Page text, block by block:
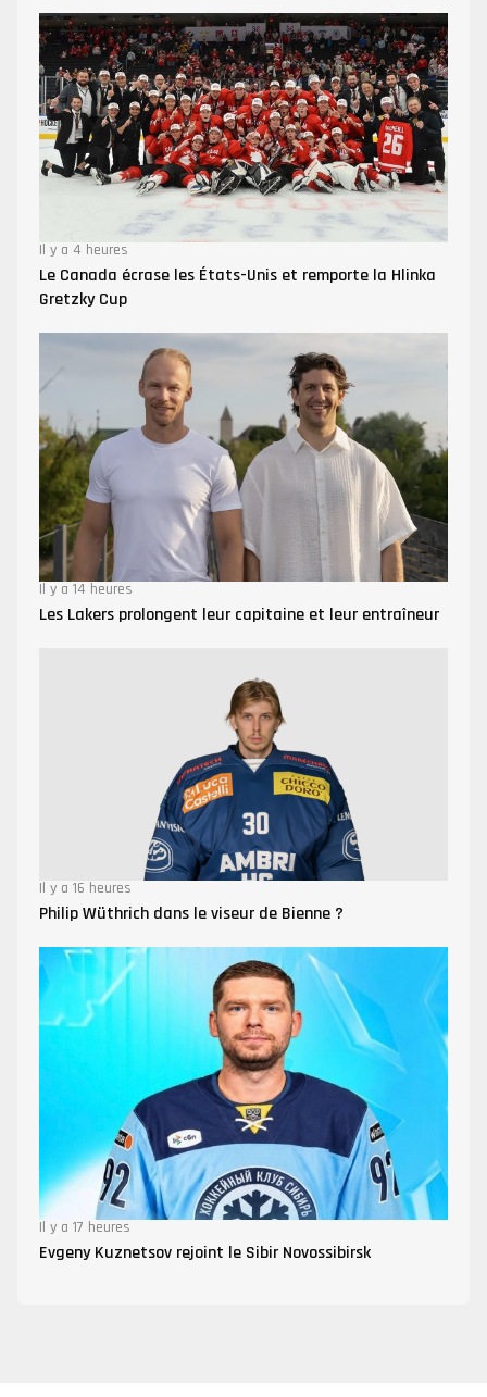
Il y a 4 heures
Le Canada écrase les États-Unis et remporte la Hlinka
Gretzky Cup
Il y a 14 heures
Les Lakers prolongent leur capitaine et leur entraîneur
Il y a 16 heures
Philip Wüthrich dans le viseur de Bienne ?
Il y a 17 heures
Evgeny Kuznetsov rejoint le Sibir Novossibirsk